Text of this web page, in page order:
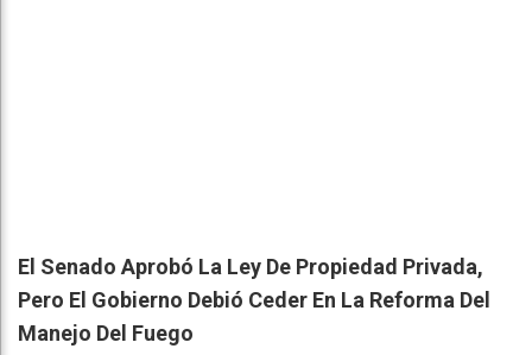
El Senado Aprobó La Ley De Propiedad Privada,
Pero El Gobierno Debió Ceder En La Reforma Del
Manejo Del Fuego